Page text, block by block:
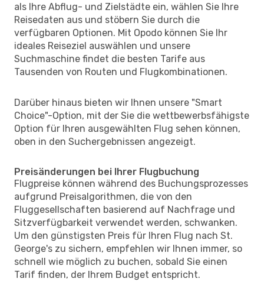
als Ihre Abflug- und Zielstädte ein, wählen Sie Ihre
Reisedaten aus und stöbern Sie durch die
verfügbaren Optionen. Mit Opodo können Sie Ihr
ideales Reiseziel auswählen und unsere
Suchmaschine findet die besten Tarife aus
Tausenden von Routen und Flugkombinationen.
Darüber hinaus bieten wir Ihnen unsere "Smart
Choice"-Option, mit der Sie die wettbewerbsfähigste
Option für Ihren ausgewählten Flug sehen können,
oben in den Suchergebnissen angezeigt.
Preisänderungen bei Ihrer Flugbuchung
Flugpreise können während des Buchungsprozesses
aufgrund Preisalgorithmen, die von den
Fluggesellschaften basierend auf Nachfrage und
Sitzverfügbarkeit verwendet werden, schwanken.
Um den günstigsten Preis für Ihren Flug nach St.
George's zu sichern, empfehlen wir Ihnen immer, so
schnell wie möglich zu buchen, sobald Sie einen
Tarif finden, der Ihrem Budget entspricht.